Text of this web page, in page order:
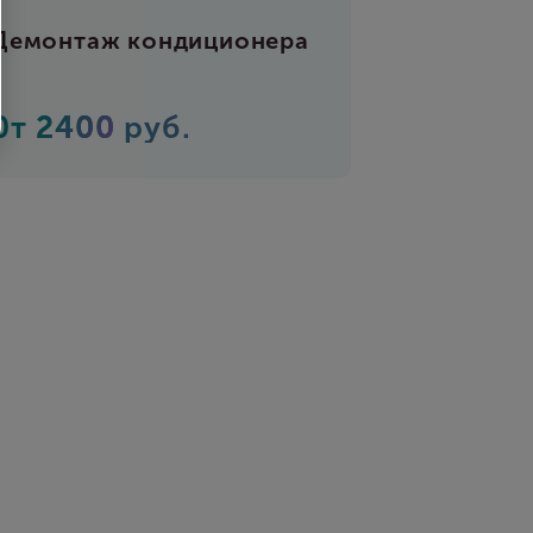
Демонтаж кондиционера
2400 руб.